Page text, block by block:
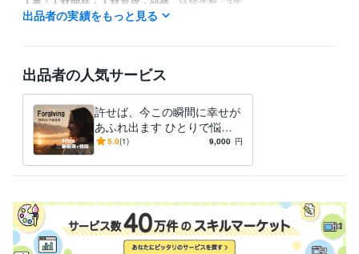
ライフスタイル・その他 / 講師・インストラクター
資格・検定
ビジネス・クリエイティブツール
ChatGPT:1年Bard:1年CapCut:1年Canva:2年
その他ツール
VREW:1年
談】
愚痴・不満・その他
出品者の実績をもっと見る
出品者の人気サービス
許せば、今この瞬間に幸せが
あふれ出ます ひとりで悩む
夜に…心が軽くなる“許し”の
5.0(1) 9,000 円